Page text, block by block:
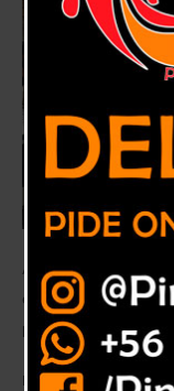
Andrés Villalón forma
estudiantes
postulando a fondos y
Más de mil unidades